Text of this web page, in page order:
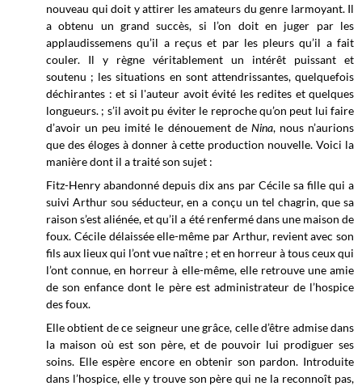
nouveau qui doit y attirer les amateurs du genre larmoyant. Il
a obtenu un grand succès, si l’on doit en juger par les
applaudissemens qu’il a reçus et par les pleurs qu’il a fait
couler. Il y règne véritablement un intérêt puissant et
soutenu ; les situations en sont attendrissantes, quelquefois
déchirantes : et si l'auteur avoit évité les redites et quelques
longueurs. ; s’il avoit pu éviter le reproche qu’on peut lui faire
d’avoir un peu imité le dénouement de Nina, nous n’aurions
que des éloges à donner à cette production nouvelle. Voici la
manière dont il a traité son sujet :
Fitz-Henry abandonné depuis dix ans par Cécile sa fille qui a
suivi Arthur sou séducteur, en a conçu un tel chagrin, que sa
raison s’est aliénée, et qu’il a été renfermé dans une maison de
foux. Cécile délaissée elle-même par Arthur, revient avec son
fils aux lieux qui l’ont vue naître ; et en horreur à tous ceux qui
l’ont connue, en horreur à elle-même, elle retrouve une amie
de son enfance dont le père est administrateur de l’hospice
des foux.
Elle obtient de ce seigneur une grâce, celle d’être admise dans
la maison où est son père, et de pouvoir lui prodiguer ses
soins. Elle espère encore en obtenir son pardon. Introduite
dans l’hospice, elle y trouve son père qui ne la reconnoît pas,